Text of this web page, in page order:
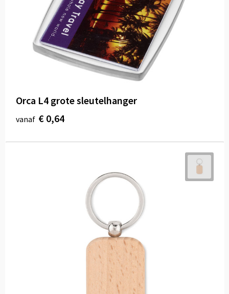
Orca L4 grote sleutelhanger
vanaf € 0,64